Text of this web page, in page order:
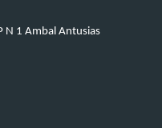
N 1 Ambal Antusias